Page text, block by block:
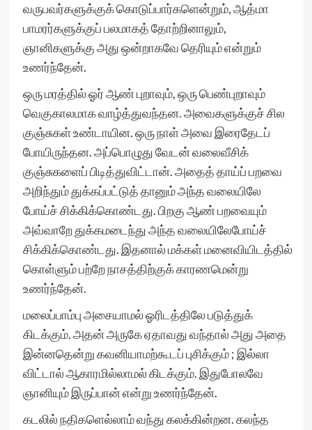
வருபவர்களுக்குக் கொடுப்பார்களென்றும், ஆத்மா
பாமரர்களுக்குப் பலமாகத் தோற்றினாலும்,
ஞானிகளுக்கு அது ஒன்றாகவே தெரியும் என்றும்
உணர்ந்தேன்.
ஒரு மரத்தில் ஓர் ஆண் புறாவும், ஒரு பெண்புறாவும்
வெகுகாலமாக வாழ்த்துவந்தன. அவைகளுக்குச் சில
குஞ்சுகள் உண்டாயின. ஒரு நாள் அவை இரைதேடப்
போயிருந்தன. அப்பொழுது வேடன் வலைவீசிக்
குஞ்சுகளைப் பிடித்துவிட்டான். அதைத் தாய்ப் பறவை
அறிந்தும் துக்கப்பட்டுத் தானும் அந்த வலையிலே
போய்ச் சிக்கிக்கொண்டது. பிறகு ஆண் பறவையும்
அவ்வாறே துக்கமடைந்து அந்த வலையிலேபோய்ச்
சிக்கிக்கொண்டது. இதனால் மக்கள் மனைவியிடத்தில்
கொள்ளும் பற்றே நாசத்திற்குக் காரணமென்று
உணர்ந்தேன்.
மலைப்பாம்பு அசையாமல் ஓரிடத்திலே படுத்துக்
கிடக்கும். அதன் அருகே ஏதாவது வந்தால் அது அதை
இன்னதென்று கவனியாமற்கூடப் புசிக்கும் ; இல்லா
விட்டால் ஆகாரமில்லாமல் கிடக்கும். இதுபோலவே
ஞானியும் இருப்பான் என்று உணர்ந்தேன்.
கடலில் நதிகளெல்லாம் வந்து கலக்கின்றன. கலந்த